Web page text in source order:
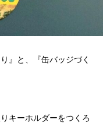
』と、『缶バッジづく
キーホルダーをつくろ